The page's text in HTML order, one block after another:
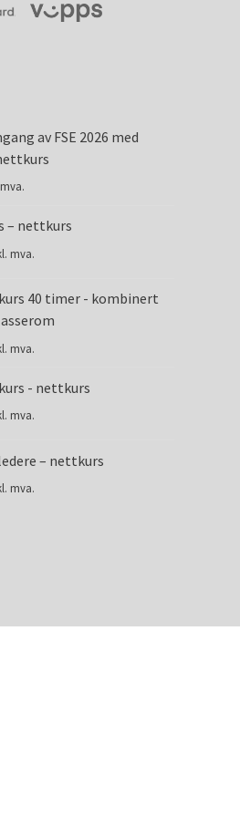
av FSE 2026 med
– nettkurs
mva.
40 timer - kombinert
mva.
- nettkurs
mva.
– nettkurs
mva.